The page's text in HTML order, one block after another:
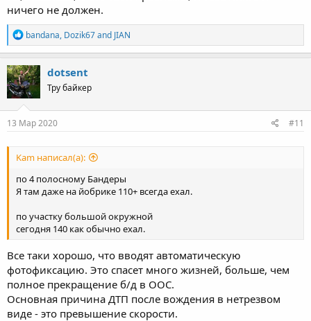
ничего не должен.
R
e
a
c
t
i
o
n
s
bandana, Dozik67and JIAN
dotsent
Тру байкер
13 Мар 2020 #11
Kam написал(а):
по 4 полосному Бандеры
Я там даже на йобрике 110+ всегда ехал.
по участку большой окружной
сегодня 140 как обычно ехал.
Все таки хорошо, что вводят автоматическую
фотофиксацию. Это спасет много жизней, больше, чем
полное прекращение б/д в ООС.
Основная причина ДТП после вождения в нетрезвом
виде - это превышение скорости.